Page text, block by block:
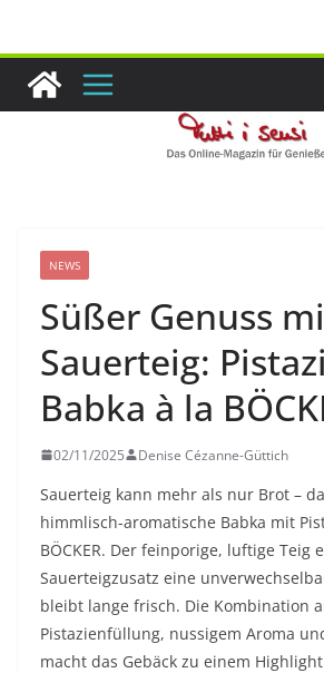
springen
NEWS
Süßer Genuss
Sauerteig:
Babka à la
02/11/2025 Denise Cézanne-Güttich
Sauerteig kann mehr als nur Brot –
himmlisch-aromatische Babka mit
BÖCKER. Der feinporige, luftige Teig
Sauerteigzusatz eine
bleibt lange frisch. Die Kombination
Pistazienfüllung, nussigem Aroma
macht das Gebäck zu einem